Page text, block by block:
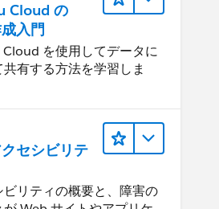
Cloud の
入門
を使用してデータに
有する方法を学習しま
セシビリテ
ビリティの概要と、障害の